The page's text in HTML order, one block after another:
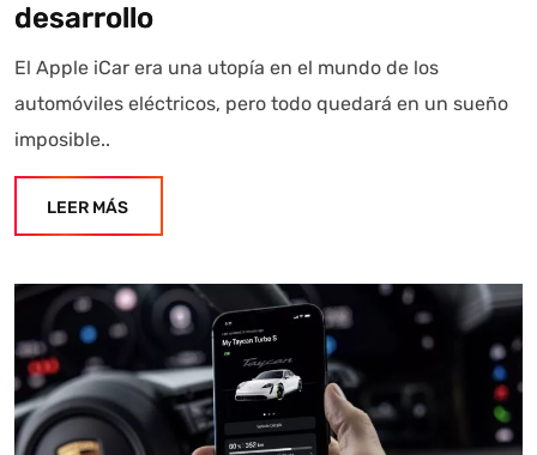
desarrollo
El Apple iCar era una utopía en el mundo de los
automóviles eléctricos, pero todo quedará en un sueño
imposible..
LEER MÁS